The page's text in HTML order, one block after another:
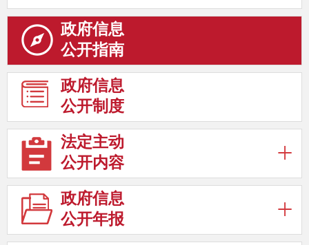
政府信息
公开指南
政府信息
公开制度
法定主动
公开内容
政府信息
公开年报